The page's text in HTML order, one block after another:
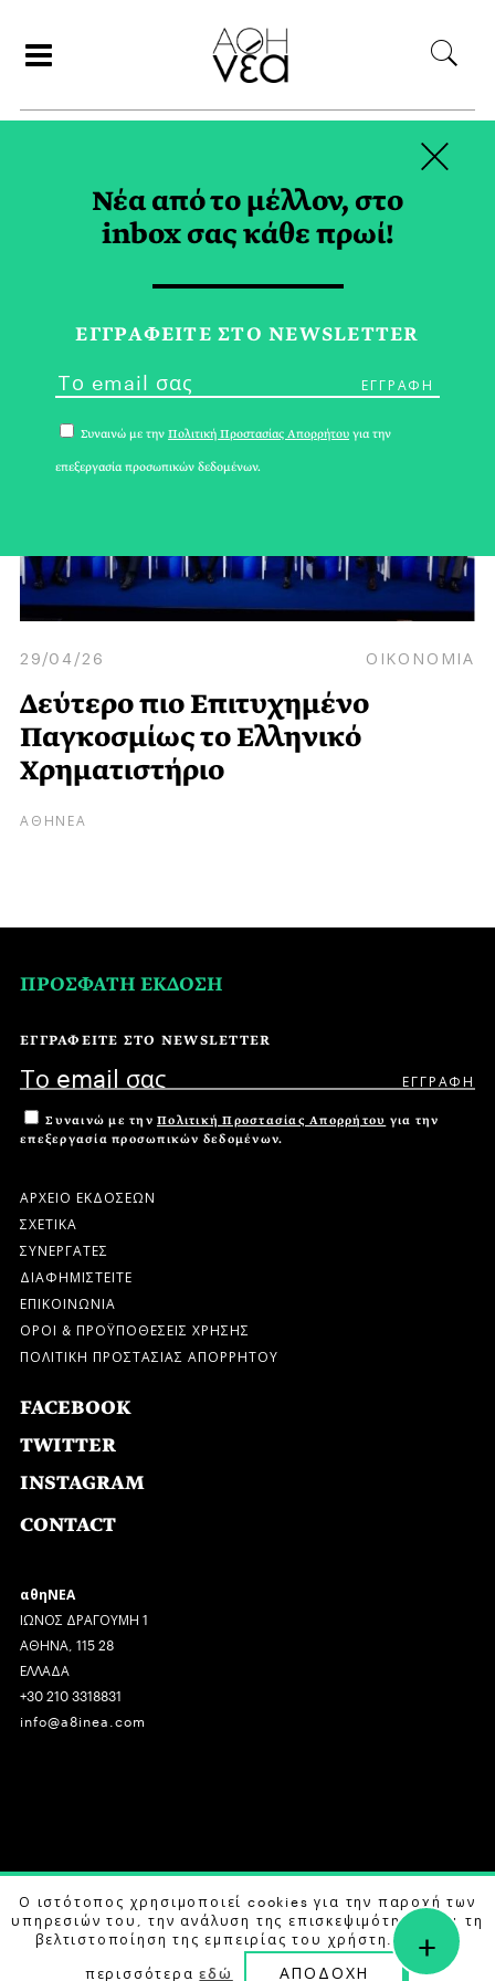
AZIZ FRANCIS TAG
29/04/26 ΟΙΚΟΝΟΜΙΑ
Δεύτερο πιο Eπιτυχημένο
Παγκοσμίως το Ελληνικό
Χρηματιστήριο
ΑΘΗΝΕΑ
ΠΡΟΣΦΑΤΗ ΕΚΔΟΣΗ
ΕΓΓΡΑΦΕΙΤΕ ΣΤΟ NEWSLETTER
Συναινώ με την Πολιτική Προστασίας Απορρήτου για την
επεξεργασία προσωπικών δεδομένων.
ΑΡΧΕΙΟ ΕΚΔΟΣΕΩΝ
ΣΧΕΤΙΚΑ
ΣΥΝΕΡΓΑΤΕΣ
ΔΙΑΦΗΜΙΣΤΕΙΤΕ
ΕΠΙΚΟΙΝΩΝΙΑ
ΟΡΟΙ & ΠΡΟΫΠΟΘΕΣΕΙΣ ΧΡΗΣΗΣ
ΠΟΛΙΤΙΚΗ ΠΡΟΣΤΑΣΙΑΣ ΑΠΟΡΡΗΤΟΥ
FACEBOOK
TWITTER
INSTAGRAM
CONTACT
αθηΝΕΑ
ΙΩΝΟΣ ΔΡΑΓΟΥΜΗ 1
ΑΘΗΝΑ, 115 28
ΕΛΛΑΔΑ
+30 210 3318831
info@a8inea.com
COPYRIGHT © 2026 αθηΝΕΑ, ALL RIGHTS RESERVED.
DESIGN BY G DESIGN STUDIO. DEVELOPED BYB LABS
Ο ιστότοπος χρησιμοποιεί cookies για την παροχή των
υπηρεσιών του, την ανάλυση της επισκεψιμότητας και τη
βελτιστοποίηση της εμπειρίας του χρήστη. Μάθετε
περισσότεραεδώ ΑΠΟΔΟΧΗ
+
Νέα από το μέλλον, στο
inbox σας κάθε πρωί!
ΕΓΓPΑΦΕΙΤΕ ΣΤΟ NEWSLETTER
Συναινώ με την Πολιτική Προστασίας Απορρήτου για την
επεξεργασία προσωπικών δεδομένων.
×